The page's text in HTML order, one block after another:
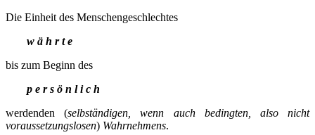
Die Einheit des Menschengeschlechtes
w ä h r t e
bis zum Beginn des
p e r s ö n l i c h
werdenden (selbständigen, wenn auch bedingten, also nicht
voraussetzungslosen) Wahrnehmens.